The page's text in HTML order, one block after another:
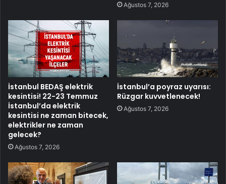
Ağustos 7, 2026
İstanbul BEDAŞ elektrik
kesintisi! 22-23 Temmuz
İstanbul’da elektrik
kesintisi ne zaman bitecek,
elektrikler ne zaman
gelecek?
Ağustos 7, 2026
İstanbul’a poyraz uyarısı:
Rüzgar kuvvetlenecek!
Ağustos 7, 2026